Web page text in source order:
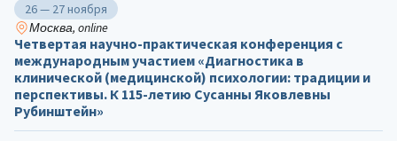
26 — 27 ноября
Москва, online
Четвертая научно-практическая конференция с
международным участием «Диагностика в
клинической (медицинской) психологии: традиции и
перспективы. К 115-летию Сусанны Яковлевны
Рубинштейн»